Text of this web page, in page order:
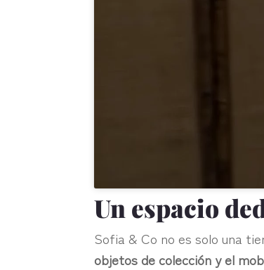
Un espacio
Sofia & Co no es solo una
objetos de colección y el